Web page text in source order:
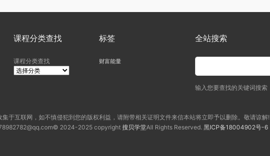
课程分类查找
课程分类查找
标签
财富能量
全站搜索
输入您要查找的关键词搜索
集于互联网，如不慎侵犯到您的版权利益，请附带相关证明文件来信本站将立即予以删除。敬请谅解!
2024-2025 copyright搜贝学堂All Rights Reserved.黑ICP备18004902号-6